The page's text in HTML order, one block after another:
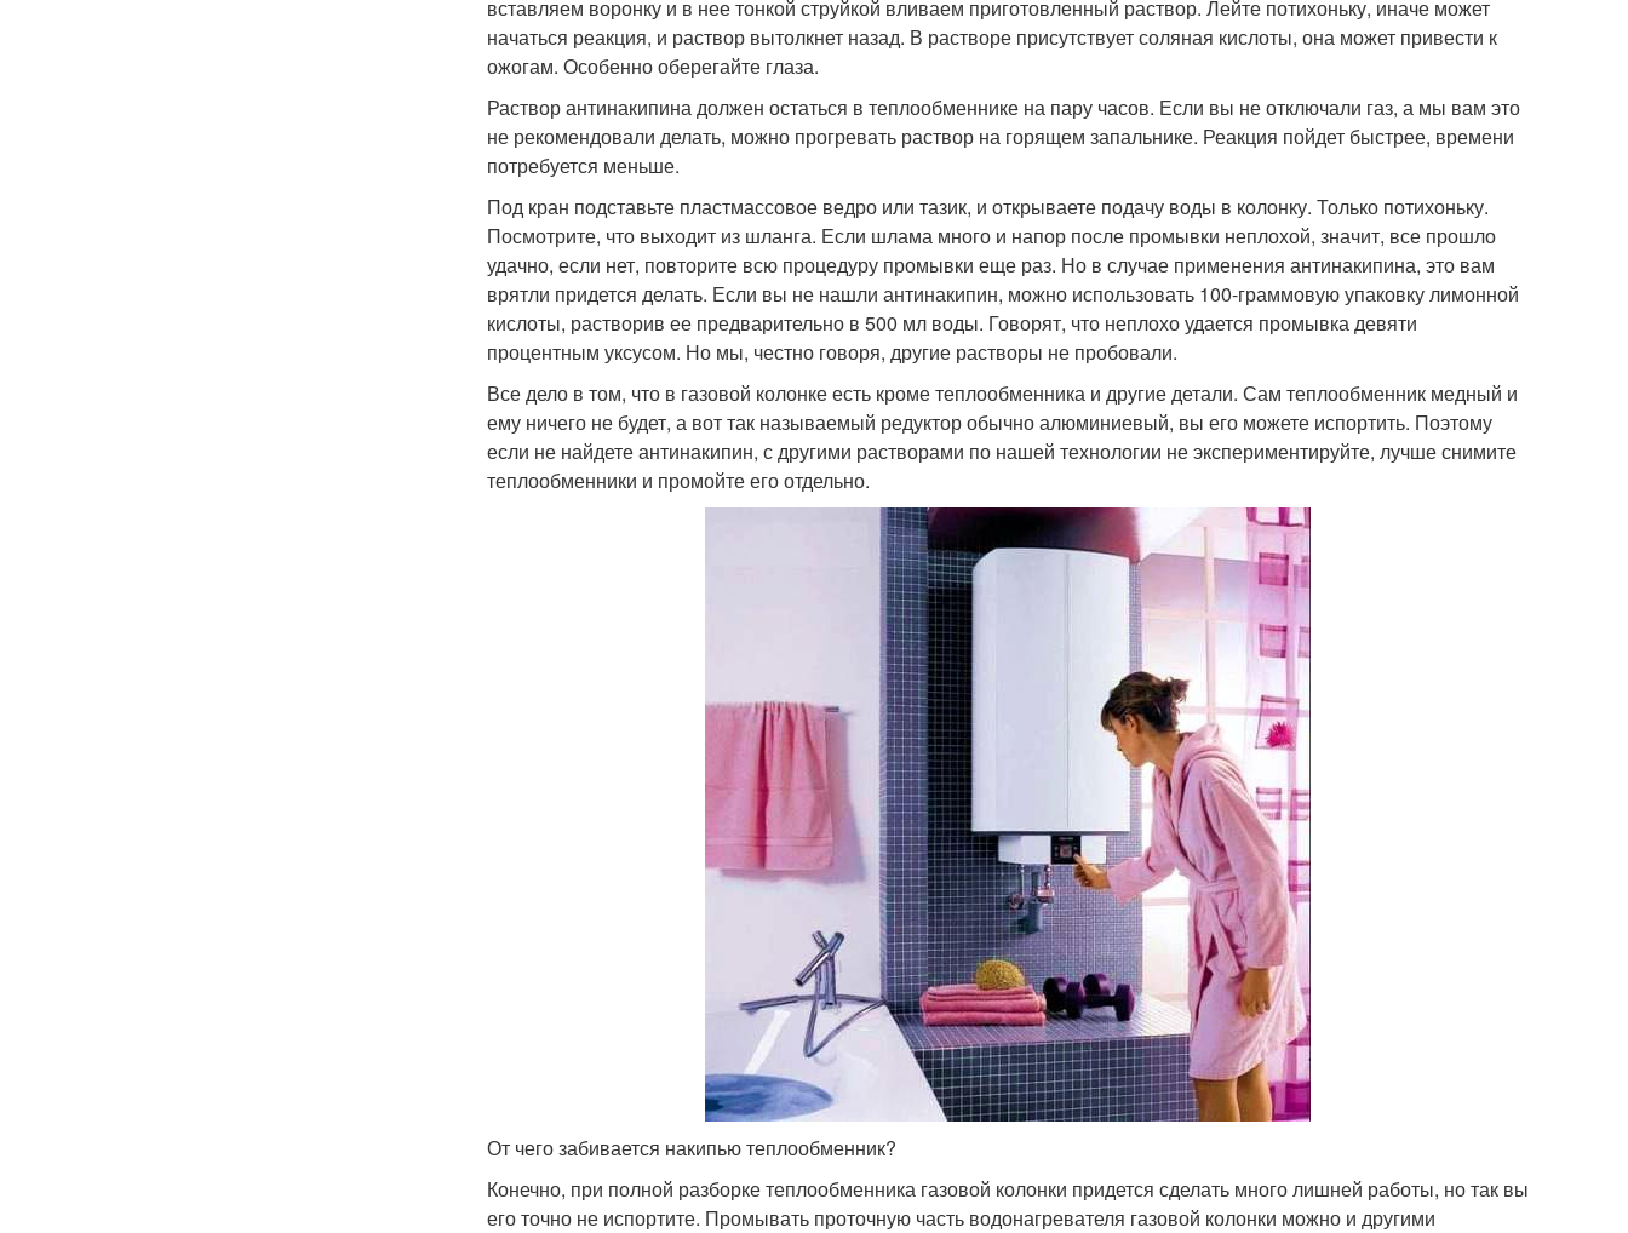
вставляем воронку и в нее тонкой струйкой вливаем приготовленный раствор. Лейте потихоньку, иначе может
начаться реакция, и раствор вытолкнет назад. В растворе присутствует соляная кислоты, она может привести к
ожогам. Особенно оберегайте глаза.
Раствор антинакипина должен остаться в теплообменнике на пару часов. Если вы не отключали газ, а мы вам это
не рекомендовали делать, можно прогревать раствор на горящем запальнике. Реакция пойдет быстрее, времени
потребуется меньше.
Под кран подставьте пластмассовое ведро или тазик, и открываете подачу воды в колонку. Только потихоньку.
Посмотрите, что выходит из шланга. Если шлама много и напор после промывки неплохой, значит, все прошло
удачно, если нет, повторите всю процедуру промывки еще раз. Но в случае применения антинакипина, это вам
врятли придется делать. Если вы не нашли антинакипин, можно использовать 100-граммовую упаковку лимонной
кислоты, растворив ее предварительно в 500 мл воды. Говорят, что неплохо удается промывка девяти
процентным уксусом. Но мы, честно говоря, другие растворы не пробовали.
Все дело в том, что в газовой колонке есть кроме теплообменника и другие детали. Сам теплообменник медный и
ему ничего не будет, а вот так называемый редуктор обычно алюминиевый, вы его можете испортить. Поэтому
если не найдете антинакипин, с другими растворами по нашей технологии не экспериментируйте, лучше снимите
теплообменники и промойте его отдельно.
От чего забивается накипью теплообменник?
Конечно, при полной разборке теплообменника газовой колонки придется сделать много лишней работы, но так вы
его точно не испортите. Промывать проточную часть водонагревателя газовой колонки можно и другими